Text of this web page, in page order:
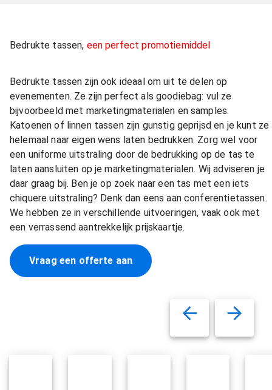
Bedrukte tassen, een perfect promotiemiddel
Bedrukte tassen zijn ook ideaal om uit te delen op
evenementen. Ze zijn perfect als goodiebag: vul ze
bijvoorbeeld met marketingmaterialen en samples.
Katoenen of linnen tassen zijn gunstig geprijsd en je kunt ze
helemaal naar eigen wens laten bedrukken. Zorg wel voor
een uniforme uitstraling door de bedrukking op de tas te
laten aansluiten op je marketingmaterialen. Wij adviseren je
daar graag bij. Ben je op zoek naar een tas met een iets
chiquere uitstraling? Denk dan eens aan conferentietassen.
We hebben ze in verschillende uitvoeringen, vaak ook met
een verrassend aantrekkelijk prijskaartje.
Vraag een offerte aan